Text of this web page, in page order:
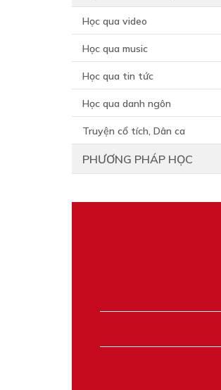
Học qua video
Học qua music
Học qua tin tức
Học qua danh ngôn
Truyện cổ tích, Dân ca
PHƯƠNG PHÁP HỌC